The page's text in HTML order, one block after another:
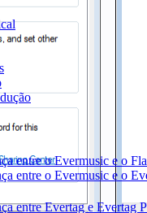
entre o Evermusic e o
entre o Evermusic e o
entre Evertag e Evertag